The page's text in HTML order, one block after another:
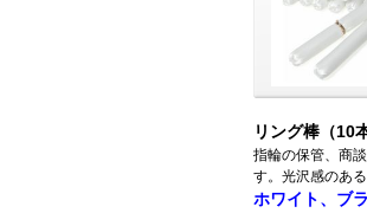
リング棒（10
指輪の保管、商
す。光沢感のあ
ホワイト、ブ